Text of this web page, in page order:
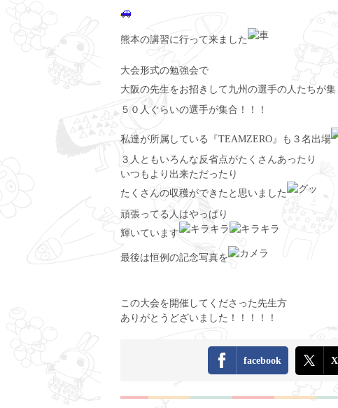
熊本の講習に行って来ました
大会形式の勉強会で
大阪の先生をお招きして九州の選手の人たちが集
５０人ぐらいの選手が集合！！！
私達が所属している『TEAMZERO』も３名出場
３人ともいろんな反省点がたくさんあったり
いつもより出来ただったり
たくさんの収穫ができたと思いました
頑張ってる人はやっぱり
輝いています
最後は恒例の記念写真を
この大会を開催してくださった先生方
ありがとうどざいました！！！！！
facebook X